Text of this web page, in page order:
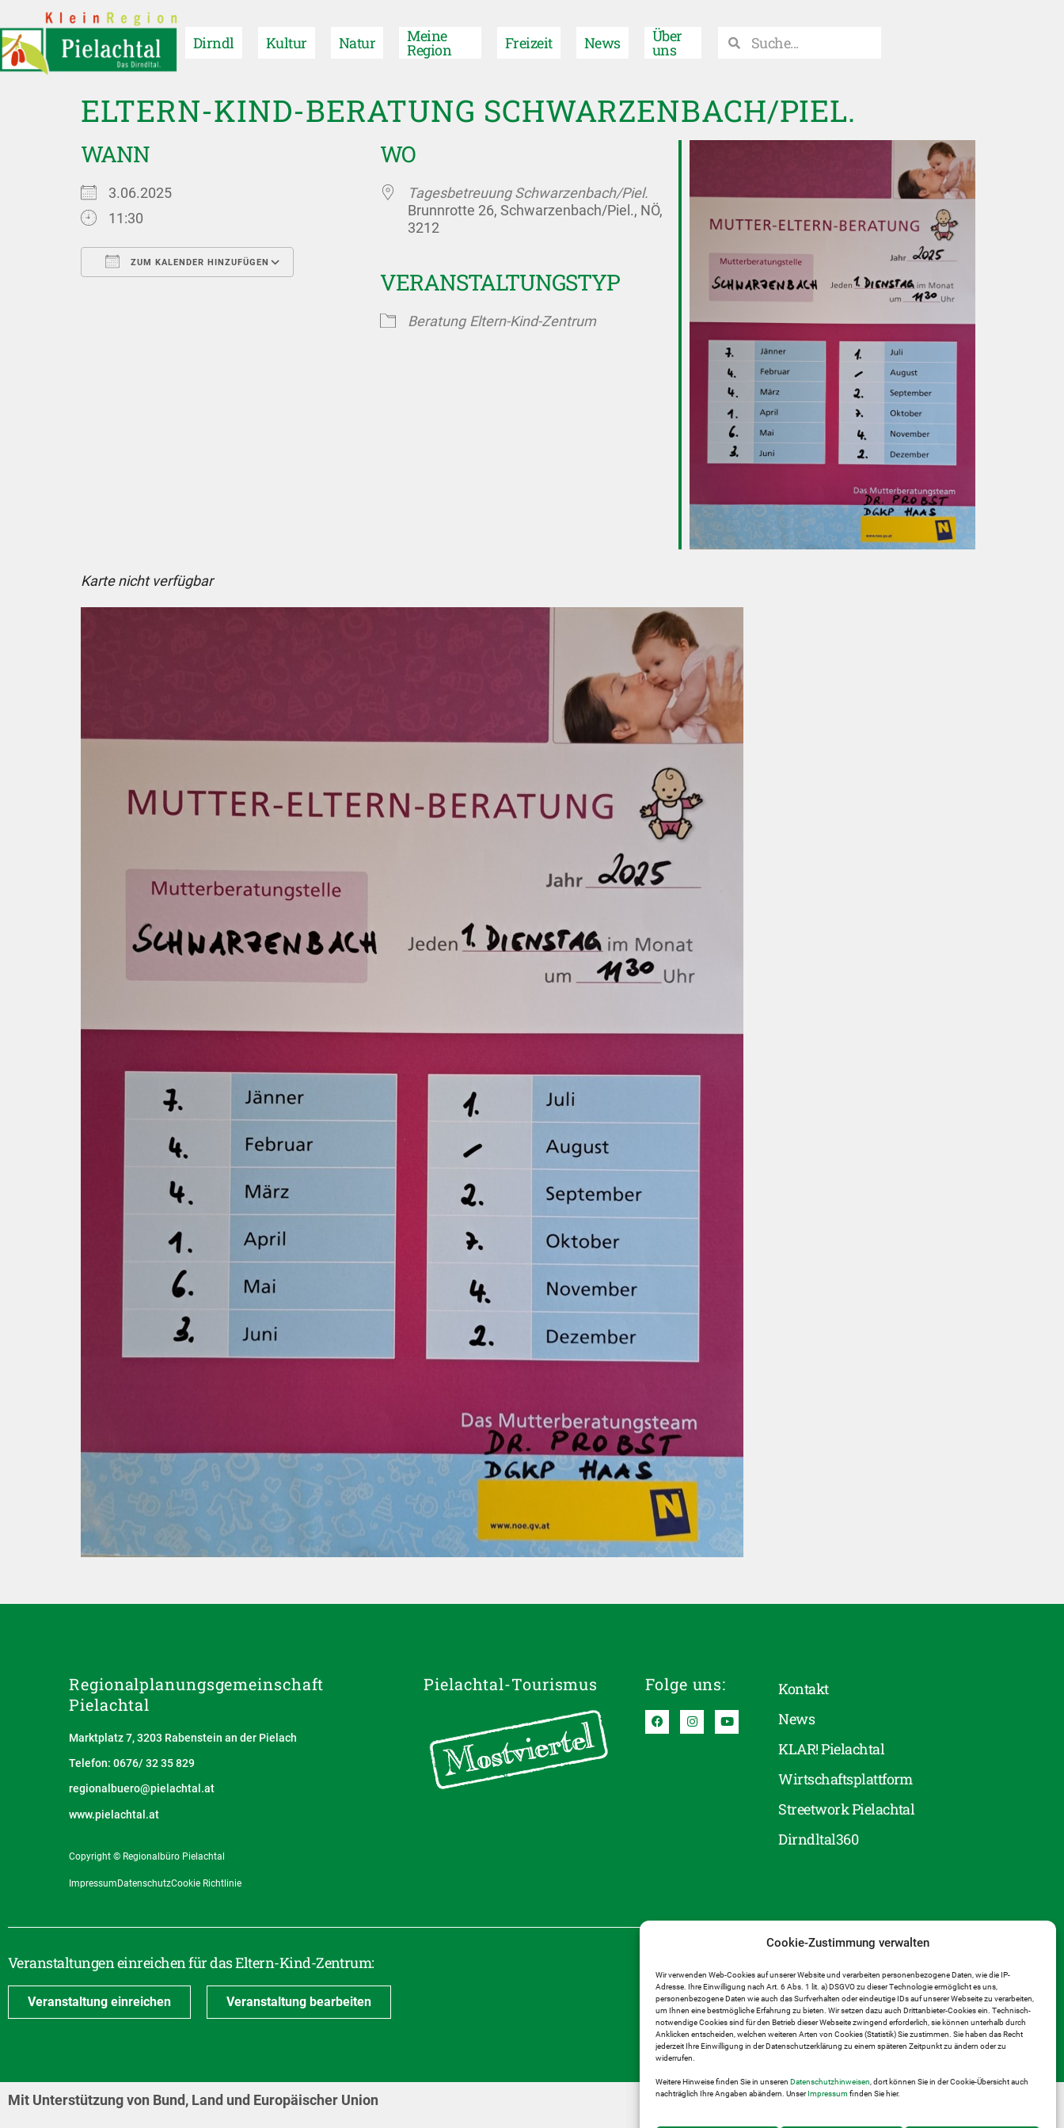
Cookie-Zustimmung verwalten
Wir verwenden Web-Cookies auf unserer Website und verarbeiten personenbezogene Daten, wie die IP-
Adresse. Ihre Einwilligung nach Art. 6 Abs. 1 lit. a) DSGVO zu dieser Technologie ermöglicht es uns,
personenbezogene Daten wie auch das Surfverhalten oder eindeutige IDs auf unserer Webseite zu verarbeiten,
um Ihnen eine bestmögliche Erfahrung zu bieten. Wir setzen dazu auch Drittanbieter-Cookies ein. Technisch-
notwendige Cookies sind für den Betrieb dieser Webseite zwingend erforderlich, sie können unterhalb durch
Anklicken entscheiden, welchen weiteren Arten von Cookies (Statistik) Sie zustimmen. Sie haben das Recht
jederzeit Ihre Einwilligung in der Datenschutzerklärung zu einem späteren Zeitpunkt zu ändern oder zu
widerrufen.
Weitere Hinweise finden Sie in unseren Datenschutzhinweisen , dort können Sie in der Cookie-Übersicht auch
nachträglich Ihre Angaben abändern. UnserImpressumfinden Sie hier.
Dirndl Kultur Natur Meine
Region Freizeit News Über
uns
ELTERN-KIND-BERATUNG SCHWARZENBACH/PIEL.
WANN
3.06.2025
11:30
ZUM KALENDER HINZUFÜGEN
Google Kalender iCalendar Office 365 Outlook Live
WO
Tagesbetreuung Schwarzenbach/Piel.
Brunnrotte 26, Schwarzenbach/Piel., NÖ,
3212
VERANSTALTUNGSTYP
Beratung Eltern-Kind-Zentrum
Karte nicht verfügbar
Regionalplanungs­gemeinschaft
Pielachtal
Marktplatz 7, 3203 Rabenstein an der Pielach
Telefon: 0676/ 32 35 829
regionalbuero@pielachtal.at
www.pielachtal.at
Copyright © Regionalbüro Pielachtal
Impressum DatenschutzCookie Richtlinie
Pielachtal-Tourismus Folge uns:
Kontakt
News
KLAR! Pielachtal
Wirtschaftsplattform
Streetwork Pielachtal
Dirndltal360
Veranstaltungen einreichen für das Eltern-Kind-Zentrum:
Veranstaltung einreichen Veranstaltung bearbeiten
Mit Unterstützung von Bund, Land und Europäischer Union